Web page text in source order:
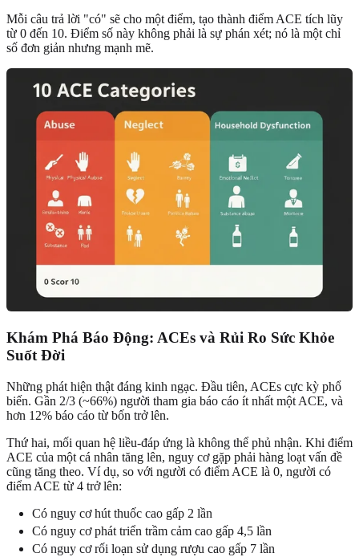
Mỗi câu trả lời "có" sẽ cho một điểm, tạo thành điểm ACE tích lũy
từ 0 đến 10. Điểm số này không phải là sự phán xét; nó là một chỉ
số đơn giản nhưng mạnh mẽ.
Khám Phá Báo Động: ACEs và Rủi Ro Sức Khỏe
Suốt Đời
Những phát hiện thật đáng kinh ngạc. Đầu tiên, ACEs cực kỳ phổ
biến. Gần 2/3 (~66%) người tham gia báo cáo ít nhất một ACE, và
hơn 12% báo cáo từ bốn trở lên.
Thứ hai, mối quan hệ liều-đáp ứng là không thể phủ nhận. Khi điểm
ACE của một cá nhân tăng lên, nguy cơ gặp phải hàng loạt vấn đề
cũng tăng theo. Ví dụ, so với người có điểm ACE là 0, người có
điểm ACE từ 4 trở lên:
Có nguy cơ hút thuốc cao gấp 2 lần
Có nguy cơ phát triển trầm cảm cao gấp 4,5 lần
Có nguy cơ rối loạn sử dụng rượu cao gấp 7 lần